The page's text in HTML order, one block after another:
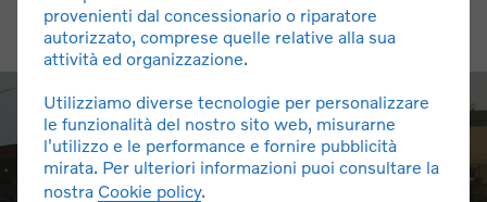
provenienti dal concessionario o riparatore
autorizzato, comprese quelle relative alla sua
attività ed organizzazione.
Utilizziamo diverse tecnologie per personalizzare
le funzionalità del nostro sito web, misurarne
l'utilizzo e le performance e fornire pubblicità
mirata. Per ulteriori informazioni puoi consultare la
nostra Cookie policy.